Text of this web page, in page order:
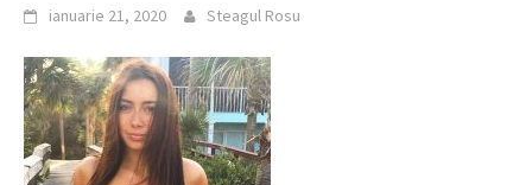
ianuarie 21, 2020 Steagul Rosu